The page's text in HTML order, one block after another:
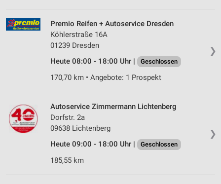
❯
Premio Reifen + Autoservice Dresden
Köhlerstraße 16A
01239 Dresden
Heute 08:00 - 18:00 Uhr |
Geschlossen
170,70 km • Angebote: 1 Prospekt
❯
Autoservice Zimmermann Lichtenberg
Dorfstr. 2a
09638 Lichtenberg
Heute 09:00 - 18:00 Uhr |
Geschlossen
185,55 km